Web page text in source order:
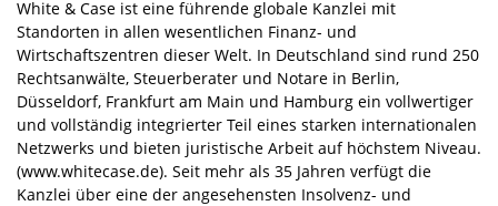
White & Case ist eine führende globale Kanzlei mit
Standorten in allen wesentlichen Finanz- und
Wirtschaftszentren dieser Welt. In Deutschland sind rund 250
Rechtsanwälte, Steuerberater und Notare in Berlin,
Düsseldorf, Frankfurt am Main und Hamburg ein vollwertiger
und vollständig integrierter Teil eines starken internationalen
Netzwerks und bieten juristische Arbeit auf höchstem Niveau.
(www.whitecase.de). Seit mehr als 35 Jahren verfügt die
Kanzlei über eine der angesehensten Insolvenz- und